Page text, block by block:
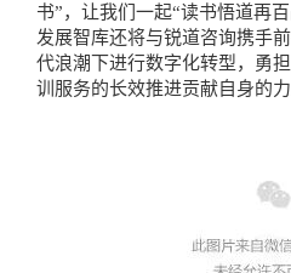
书”，让我们一起“读书悟道再
发展智库还将与锐道咨询携手
代浪潮下进行数字化转型，勇
训服务的长效推进贡献自身的力